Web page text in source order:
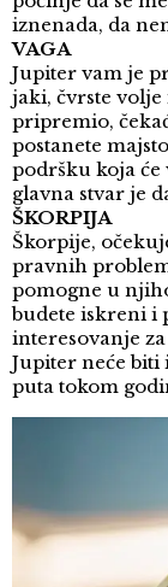
iznenada, da
VAGA
Jupiter vam je
jaki, čvrste
pripremio,
postanete
podršku koja će
glavna stvar je
ŠKORPIJA
Škorpije,
pravnih
pomogne u
budete iskreni i
interesovanje
Jupiter neće biti
puta tokom